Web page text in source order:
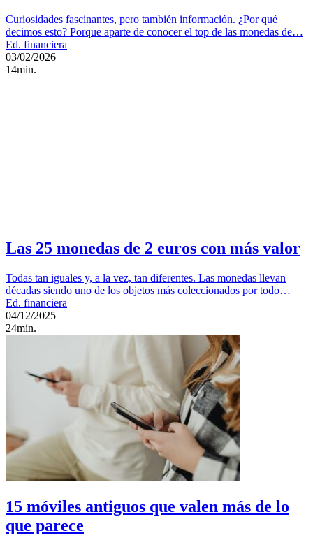
Curiosidades fascinantes, pero también información. ¿Por qué
decimos esto? Porque aparte de conocer el top de las monedas de…
Ed. financiera
03/02/2026
14min.
Las 25 monedas de 2 euros con más valor
Todas tan iguales y, a la vez, tan diferentes. Las monedas llevan
décadas siendo uno de los objetos más coleccionados por todo…
Ed. financiera
04/12/2025
24min.
15 móviles antiguos que valen más de lo
que parece